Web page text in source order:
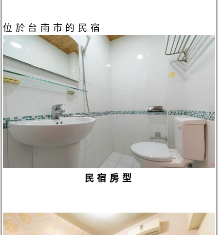
位於台南市的民宿
民宿房型